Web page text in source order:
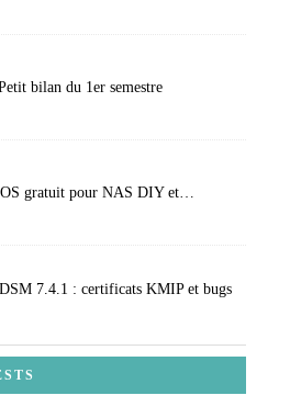
bilan du 1er semestre
gratuit pour NAS DIY et…
7.4.1 : certificats KMIP et bugs